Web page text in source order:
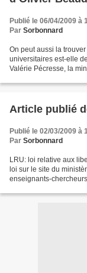
Publié le 06/04/2009 à
Par Sorbonnard
On peut aussi la
universitaires est-elle
Valérie Pécresse, la
Publié le 02/03/2009 à
Par Sorbonnard
LRU: loi relative aux
loi sur le site du
enseignants-